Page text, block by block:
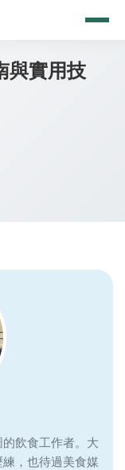
與實用技
飲食工作者。大
，也待過美食媒